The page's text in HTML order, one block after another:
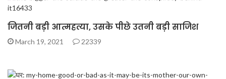
जितनी बड़ी आत्महत्या, उसके पीछे उतनी बड़ी साजिश
March 19, 2021 22339